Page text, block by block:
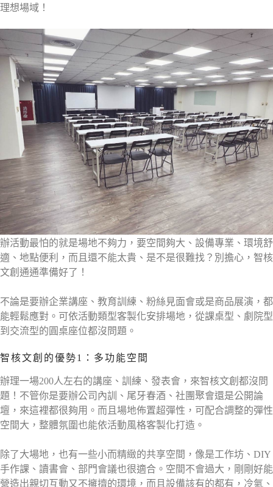
理想場域！
辦活動最怕的就是場地不夠力，要空間夠大、設備專業、環境舒
適、地點便利，而且還不能太貴、是不是很難找？別擔心，智核
文創通通準備好了！
不論是要辦企業講座、教育訓練、粉絲見面會或是商品展演，都
能輕鬆應對。可依活動類型客製化安排場地，從課桌型、劇院型
到交流型的圓桌座位都沒問題。
智核文創的優勢1：多功能空間
辦理一場200人左右的講座、訓練、發表會，來智核文創都沒問
題！不管你是要辦公司內訓、尾牙春酒、社團聚會還是公開論
壇，來這裡都很夠用。而且場地佈置超彈性，可配合調整的彈性
空間大，整體氛圍也能依活動風格客製化打造。
除了大場地，也有一些小而精緻的共享空間，像是工作坊、DIY
手作課、讀書會、部門會議也很適合。空間不會過大，剛剛好能
營造出親切互動又不擁擠的環境，而且設備該有的都有，冷氣、